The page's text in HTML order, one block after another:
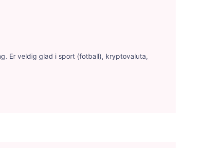
Er veldig glad i sport (fotball), kryptovaluta,